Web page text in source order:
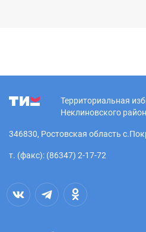
Территориальная
Неклиновского
346830, Ростовская область
т. (факс): (86347) 2-17-72